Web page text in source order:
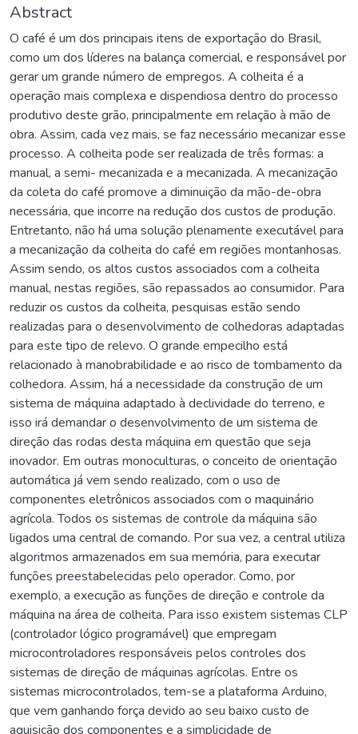
Abstract
O café é um dos principais itens de exportação do Brasil,
como um dos líderes na balança comercial, e responsável por
gerar um grande número de empregos. A colheita é a
operação mais complexa e dispendiosa dentro do processo
produtivo deste grão, principalmente em relação à mão de
obra. Assim, cada vez mais, se faz necessário mecanizar esse
processo. A colheita pode ser realizada de três formas: a
manual, a semi- mecanizada e a mecanizada. A mecanização
da coleta do café promove a diminuição da mão-de-obra
necessária, que incorre na redução dos custos de produção.
Entretanto, não há uma solução plenamente executável para
a mecanização da colheita do café em regiões montanhosas.
Assim sendo, os altos custos associados com a colheita
manual, nestas regiões, são repassados ao consumidor. Para
reduzir os custos da colheita, pesquisas estão sendo
realizadas para o desenvolvimento de colhedoras adaptadas
para este tipo de relevo. O grande empecilho está
relacionado à manobrabilidade e ao risco de tombamento da
colhedora. Assim, há a necessidade da construção de um
sistema de máquina adaptado à declividade do terreno, e
isso irá demandar o desenvolvimento de um sistema de
direção das rodas desta máquina em questão que seja
inovador. Em outras monoculturas, o conceito de orientação
automática já vem sendo realizado, com o uso de
componentes eletrônicos associados com o maquinário
agrícola. Todos os sistemas de controle da máquina são
ligados uma central de comando. Por sua vez, a central utiliza
algoritmos armazenados em sua memória, para executar
funções preestabelecidas pelo operador. Como, por
exemplo, a execução as funções de direção e controle da
máquina na área de colheita. Para isso existem sistemas CLP
(controlador lógico programável) que empregam
microcontroladores responsáveis pelos controles dos
sistemas de direção de máquinas agrícolas. Entre os
sistemas microcontrolados, tem-se a plataforma Arduino,
que vem ganhando força devido ao seu baixo custo de
aquisição dos componentes e a simplicidade de